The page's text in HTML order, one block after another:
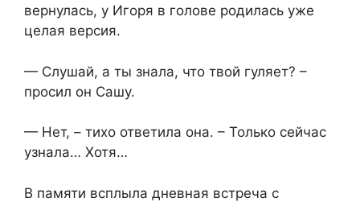
вернулась, у Игоря в голове родилась уже
целая версия.
— Слушай, а ты знала, что твой гуляет? –
просил он Сашу.
— Нет, – тихо ответила она. – Только сейчас
узнала… Хотя…
В памяти всплыла дневная встреча с